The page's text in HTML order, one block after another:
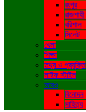
রংপুর
রাজশাহী
বরিশাল
সিলেট
খেলা
শিক্ষা
তথ্য ও প্রযুক্তি
লাইফ স্টাইল
আরও
বিনোদন
সাহিত্য